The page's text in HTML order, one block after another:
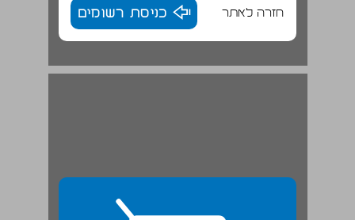
חזרה לאתר כניסת רשומים
מחמד, נביא האסלאם ... 24